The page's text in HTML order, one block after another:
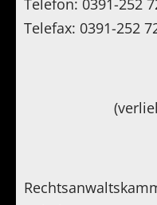
Telefon: 0391-252
Telefax: 0391-252